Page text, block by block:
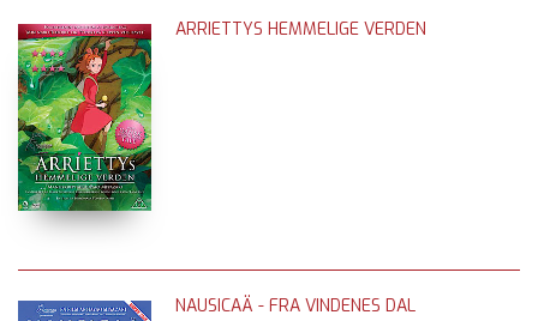
ARRIETTYS HEMMELIGE VERDEN
NAUSICAÄ - FRA VINDENES DAL